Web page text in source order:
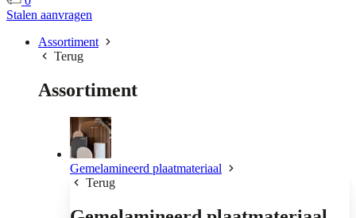
Stalen aanvragen
Assortiment
Terug
Assortiment
Gemelamineerd plaatmateriaal
Terug